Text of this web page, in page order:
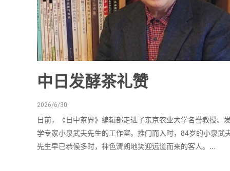
中日发酵茶礼赞
2026/6/30
日前，《日中茶界》编辑部走进了东京农业大学名誉教授、
学专家小泉武夫先生的工作室。推门而入时，84岁的小泉武
先生早已恭候多时，神色清朗地笑迎远道而来的客人。...